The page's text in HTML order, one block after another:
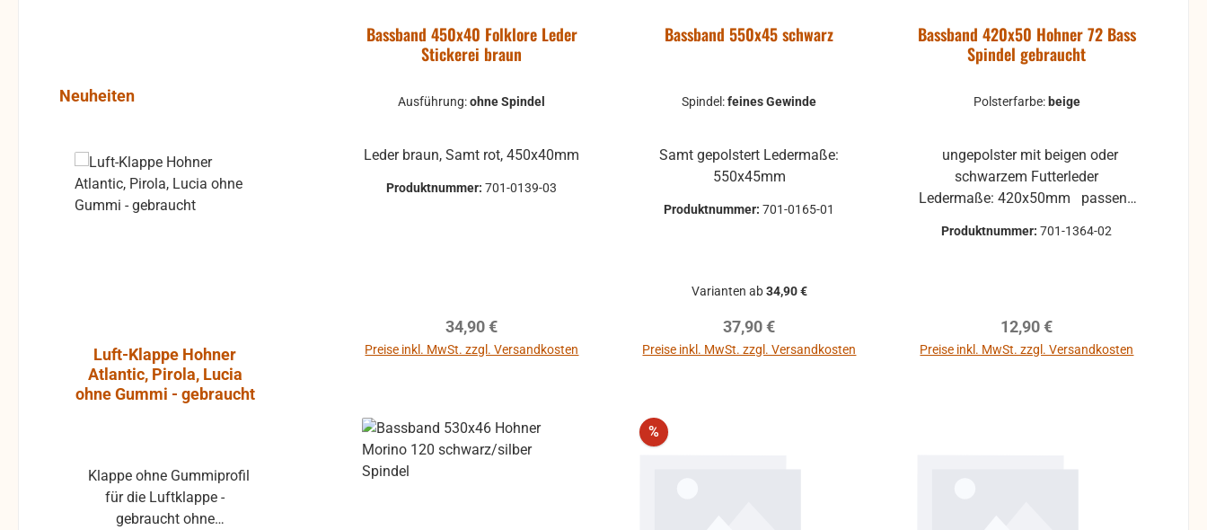
Produktgalerie überspringen
Neuheiten
Luft-Klappe Hohner
Atlantic, Pirola, Lucia
ohne Gummi - gebraucht
für die Luftklappe -
gebraucht ohne
Rabatt
Aktiver Lautsprecher
Bassband 450x40 Folklore Leder
Stickerei braun
Ausführung:ohne Spindel
Leder braun, Samt rot, 450x40mm
Produktnummer:701-0139-03
Regulärer Preis:
34,90 €
Preise inkl. MwSt. zzgl. Versandkosten
Bassband 550x45 schwarz
Spindel:feines Gewinde
Samt gepolstert Ledermaße:
550x45mm
Produktnummer:701-0165-01
Varianten ab34,90 €
Regulärer Preis:
37,90 €
Preise inkl. MwSt. zzgl. Versandkosten
Bassband 420x50 Hohner 72 Bass
Spindel gebraucht
Polsterfarbe: beige
schwarzem Futterleder
Ledermaße: 420x50mm passend
Produktnummer:701-1364-02
Regulärer Preis:
12,90 €
Preise inkl. MwSt. zzgl. Versandkosten
%Rabatt